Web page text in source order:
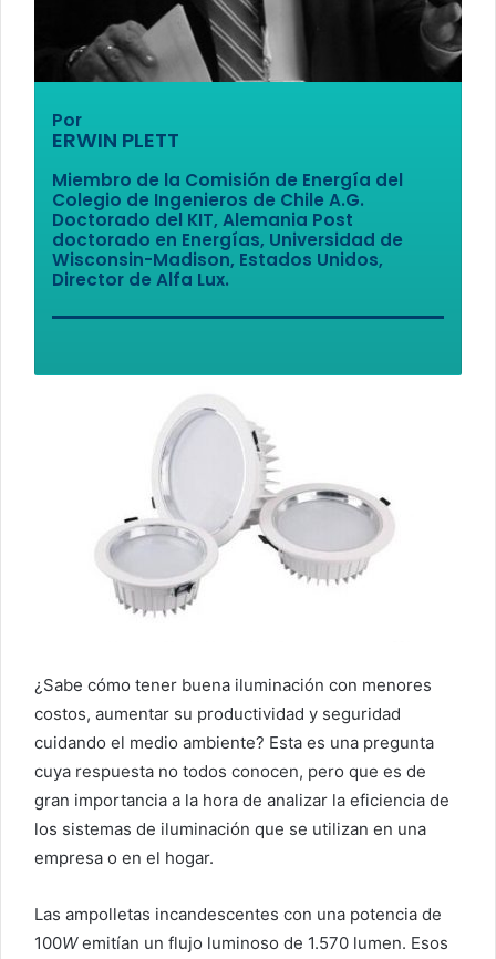
Por
ERWIN PLETT
Miembro de la Comisión de Energía del
Colegio de Ingenieros de Chile A.G.
Doctorado del KIT, Alemania Post
doctorado en Energías, Universidad de
Wisconsin-Madison, Estados Unidos,
Director de Alfa Lux.
¿Sabe cómo tener buena iluminación con menores
costos, aumentar su productividad y seguridad
cuidando el medio ambiente? Esta es una pregunta
cuya respuesta no todos conocen, pero que es de
gran importancia a la hora de analizar la eficiencia de
los sistemas de iluminación que se utilizan en una
empresa o en el hogar.
Las ampolletas incandescentes con una potencia de
100Wemitían un flujo luminoso de 1.570 lumen. Esos